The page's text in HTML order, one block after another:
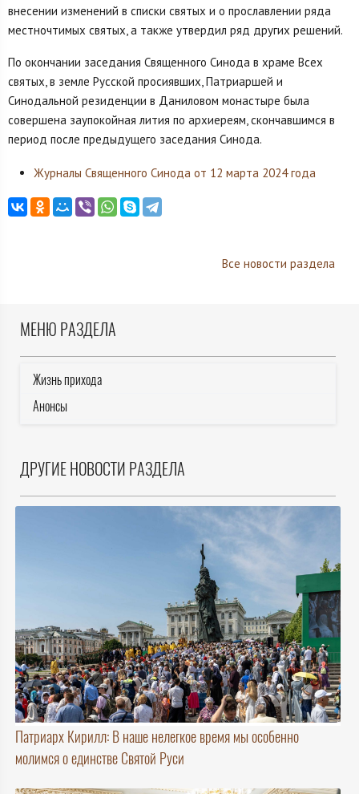
внесении изменений в списки святых и о прославлении ряда
местночтимых святых, а также утвердил ряд других решений.
По окончании заседания Священного Синода в храме Всех
святых, в земле Русской просиявших, Патриаршей и
Синодальной резиденции в Даниловом монастыре была
совершена заупокойная лития по архиереям, скончавшимся в
период после предыдущего заседания Синода.
Журналы Священного Синода от 12 марта 2024 года
Все новости раздела
МЕНЮ РАЗДЕЛА
Жизнь прихода
Анонсы
ДРУГИЕ НОВОСТИ РАЗДЕЛА
Патриарх Кирилл: В наше нелегкое время мы особенно
молимся о единстве Святой Руси